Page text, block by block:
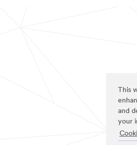
This
and
your